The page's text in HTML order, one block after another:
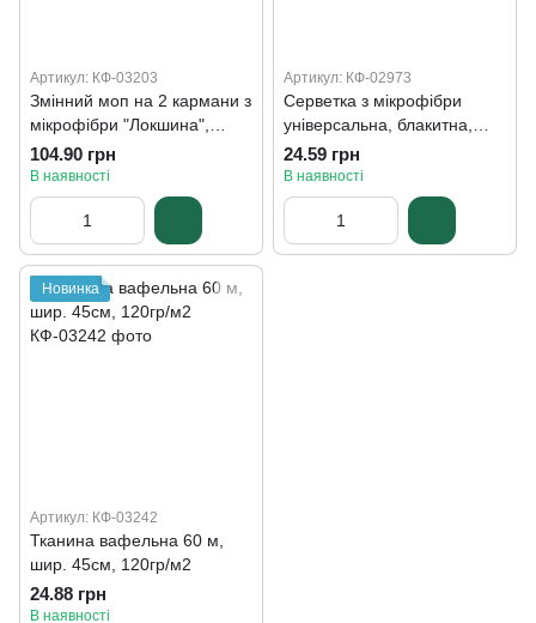
Артикул: КФ-03203
Змінний моп на 2 кармани з
мікрофібри "Локшина",
45см*15см
104.90 грн
В наявності
Артикул: КФ-02973
Серветка з мікрофібри
універсальна, блакитна,
35*35см
24.59 грн
В наявності
Новинка
Артикул: КФ-03242
Тканина вафельна 60 м,
шир. 45см, 120гр/м2
24.88 грн
В наявності